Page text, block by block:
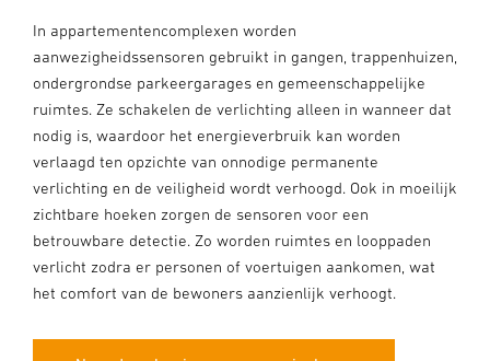
In appartementencomplexen worden
aanwezigheidssensoren gebruikt in gangen, trappenhuizen,
ondergrondse parkeergarages en gemeenschappelijke
ruimtes. Ze schakelen de verlichting alleen in wanneer dat
nodig is, waardoor het energieverbruik kan worden
verlaagd ten opzichte van onnodige permanente
verlichting en de veiligheid wordt verhoogd. Ook in moeilijk
zichtbare hoeken zorgen de sensoren voor een
betrouwbare detectie. Zo worden ruimtes en looppaden
verlicht zodra er personen of voertuigen aankomen, wat
het comfort van de bewoners aanzienlijk verhoogt.